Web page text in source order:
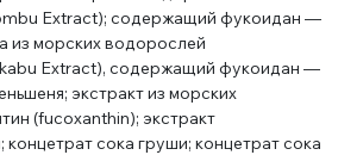
Extract); cодержащий фукоидан —
из морских водорослей
Extract), содержащий фукоидан —
экстракт из морских
(fucoxanthin); экстракт
сока груши; концетрат сока